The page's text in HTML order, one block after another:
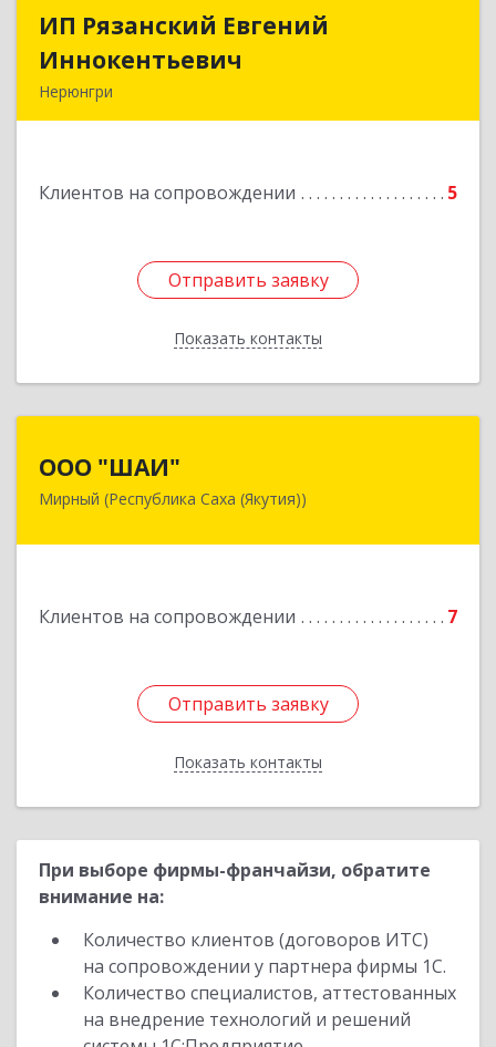
ИП Рязанский Евгений
Иннокентьевич
Нерюнгри
Клиентов на сопровождении 5
Отправить заявку
Показать контакты
ИП Рязанский Евгений
Подробнее
Отправить заявку
Назад
ООО "ШАИ"
Мирный (Республика Саха (Якутия))
Клиентов на сопровождении 7
Отправить заявку
Показать контакты
678175, Республика Саха (Якутия), у.
Подробнее
Отправить заявку
Назад
При выборе фирмы-франчайзи, обратите
внимание на:
Количество клиентов (договоров ИТС)
на сопровождении у партнера фирмы 1С.
Количество специалистов, аттестованных
на внедрение технологий и решений